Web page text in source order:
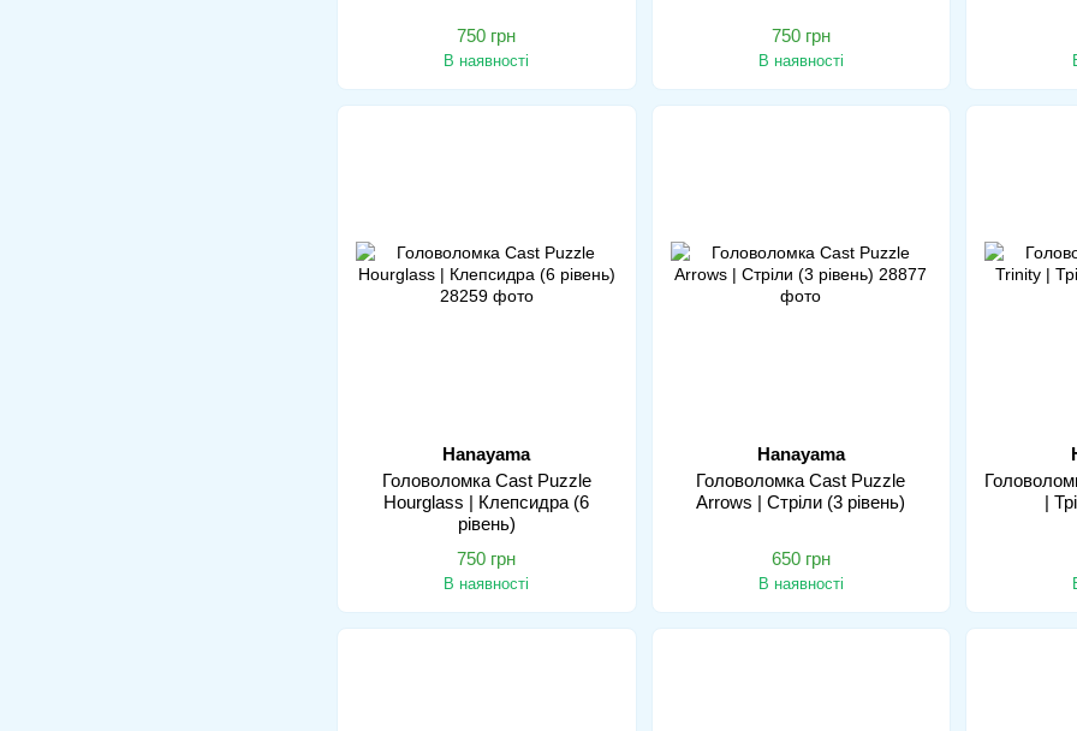
750 грн
В наявності
750 грн
В наявності
Hanayama
Головоломка Cast Puzzle
Hourglass | Клепсидра (6
рівень)
750 грн
В наявності
Hanayama
Головоломка Cast Puzzle
Arrows | Стріли (3 рівень)
650 грн
В наявності
|